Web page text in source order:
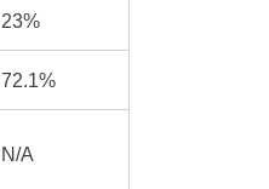
23%
72.1%
N/A